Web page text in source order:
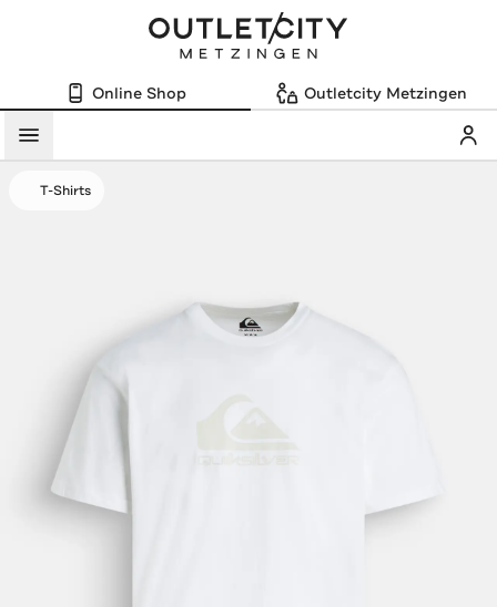
Online Shop Outletcity Metzingen
Menü
T-Shirts